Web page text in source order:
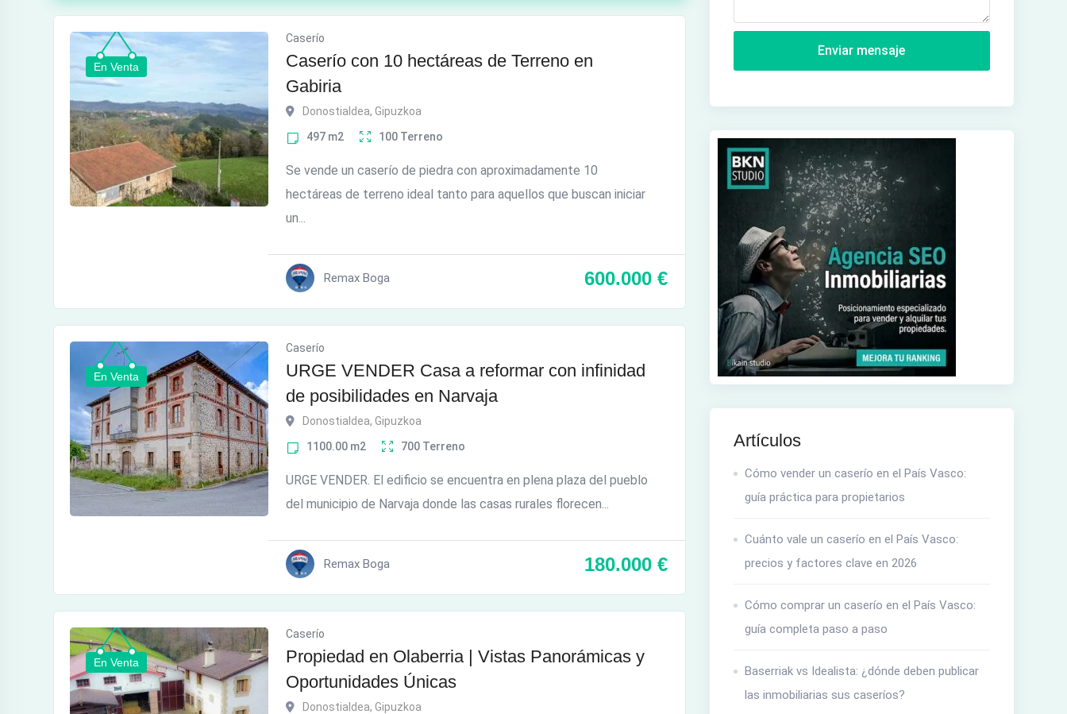
En Venta
Caserío
Caserío con 10 hectáreas de Terreno en
Gabiria
Donostialdea, Gipuzkoa
497 m2 100 Terreno
Se vende un caserío de piedra con aproximadamente 10
hectáreas de terreno ideal tanto para aquellos que buscan iniciar
un...
Remax Boga 600.000 €
En Venta
Caserío
URGE VENDER Casa a reformar con infinidad
de posibilidades en Narvaja
Donostialdea, Gipuzkoa
1100.00 m2 700 Terreno
URGE VENDER. El edificio se encuentra en plena plaza del pueblo
del municipio de Narvaja donde las casas rurales florecen...
Remax Boga 180.000 €
En Venta
Caserío
Propiedad en Olaberria | Vistas Panorámicas y
Oportunidades Únicas
Donostialdea, Gipuzkoa
Enviar mensaje
Artículos
Cómo vender un caserío en el País Vasco:
guía práctica para propietarios
Cuánto vale un caserío en el País Vasco:
precios y factores clave en 2026
Cómo comprar un caserío en el País Vasco:
guía completa paso a paso
Baserriak vs Idealista: ¿dónde deben publicar
las inmobiliarias sus caseríos?